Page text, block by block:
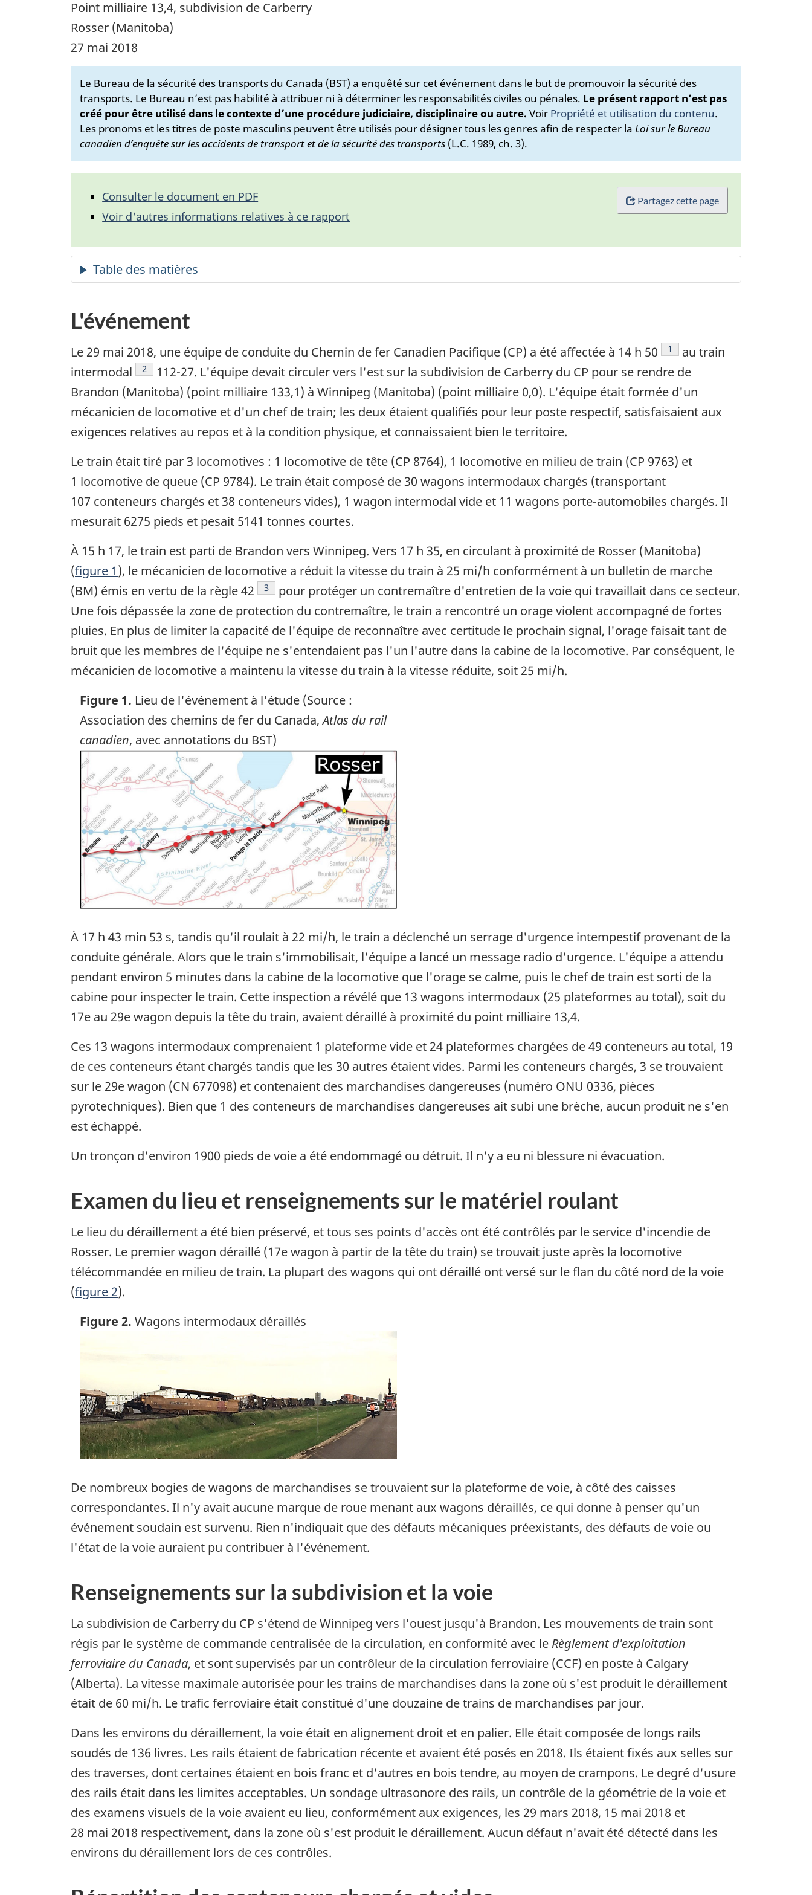
Point milliaire 13,4, subdivision de Carberry
Rosser (Manitoba)
27 mai 2018
Le Bureau de la sécurité des transports du Canada (BST) a enquêté sur cet événement dans le but de promouvoir la sécurité des
transports. Le Bureau n’est pas habilité à attribuer ni à déterminer les responsabilités civiles ou pénales. Le présent rapport n’est pas
créé pour être utilisé dans le contexte d’une procédure judiciaire, disciplinaire ou autre. Voir Propriété et utilisation du contenu.
Les pronoms et les titres de poste masculins peuvent être utilisés pour désigner tous les genres afin de respecter la Loi sur le Bureau
canadien d’enquête sur les accidents de transport et de la sécurité des transports (L.C. 1989, ch. 3).
Partagez cette page
Consulter le document en PDF
Voir d'autres informations relatives à ce rapport
L'événement
Le 29 mai 2018, une équipe de conduite du Chemin de fer Canadien Pacifique (CP) a été affectée à 14 h 50 Note de bas de page
1
au train
intermodal
Note de bas de page
2
112-27. L'équipe devait circuler vers l'est sur la subdivision de Carberry du CP pour se rendre de
Brandon (Manitoba) (point milliaire 133,1) à Winnipeg (Manitoba) (point milliaire 0,0). L'équipe était formée d'un
mécanicien de locomotive et d'un chef de train; les deux étaient qualifiés pour leur poste respectif, satisfaisaient aux
exigences relatives au repos et à la condition physique, et connaissaient bien le territoire.
Le train était tiré par 3 locomotives : 1 locomotive de tête (CP 8764), 1 locomotive en milieu de train (CP 9763) et
1 locomotive de queue (CP 9784). Le train était composé de 30 wagons intermodaux chargés (transportant
107 conteneurs chargés et 38 conteneurs vides), 1 wagon intermodal vide et 11 wagons porte-automobiles chargés. Il
mesurait 6275 pieds et pesait 5141 tonnes courtes.
À 15 h 17, le train est parti de Brandon vers Winnipeg. Vers 17 h 35, en circulant à proximité de Rosser (Manitoba)
(figure 1), le mécanicien de locomotive a réduit la vitesse du train à 25 mi/h conformément à un bulletin de marche
(BM) émis en vertu de la règle 42
Note de bas de page
3
pour protéger un contremaître d'entretien de la voie qui travaillait dans ce secteur.
Une fois dépassée la zone de protection du contremaître, le train a rencontré un orage violent accompagné de fortes
pluies. En plus de limiter la capacité de l'équipe de reconnaître avec certitude le prochain signal, l'orage faisait tant de
bruit que les membres de l'équipe ne s'entendaient pas l'un l'autre dans la cabine de la locomotive. Par conséquent, le
mécanicien de locomotive a maintenu la vitesse du train à la vitesse réduite, soit 25 mi/h.
Figure 1. Lieu de l'événement à l'étude (Source :
Association des chemins de fer du Canada,Atlas du rail
canadien, avec annotations du BST)
Image
À 17 h 43 min 53 s, tandis qu'il roulait à 22 mi/h, le train a déclenché un serrage d'urgence intempestif provenant de la
conduite générale. Alors que le train s'immobilisait, l'équipe a lancé un message radio d'urgence. L'équipe a attendu
pendant environ 5 minutes dans la cabine de la locomotive que l'orage se calme, puis le chef de train est sorti de la
cabine pour inspecter le train. Cette inspection a révélé que 13 wagons intermodaux (25 plateformes au total), soit du
17e au 29e wagon depuis la tête du train, avaient déraillé à proximité du point milliaire 13,4.
Ces 13 wagons intermodaux comprenaient 1 plateforme vide et 24 plateformes chargées de 49 conteneurs au total, 19
de ces conteneurs étant chargés tandis que les 30 autres étaient vides. Parmi les conteneurs chargés, 3 se trouvaient
sur le 29e wagon (CN 677098) et contenaient des marchandises dangereuses (numéro ONU 0336, pièces
pyrotechniques). Bien que 1 des conteneurs de marchandises dangereuses ait subi une brèche, aucun produit ne s'en
est échappé.
Un tronçon d'environ 1900 pieds de voie a été endommagé ou détruit. Il n'y a eu ni blessure ni évacuation.
Examen du lieu et renseignements sur le matériel roulant
Le lieu du déraillement a été bien préservé, et tous ses points d'accès ont été contrôlés par le service d'incendie de
Rosser. Le premier wagon déraillé (17e wagon à partir de la tête du train) se trouvait juste après la locomotive
télécommandée en milieu de train. La plupart des wagons qui ont déraillé ont versé sur le flan du côté nord de la voie
(figure 2).
Figure 2. Wagons intermodaux déraillés
De nombreux bogies de wagons de marchandises se trouvaient sur la plateforme de voie, à côté des caisses
correspondantes. Il n'y avait aucune marque de roue menant aux wagons déraillés, ce qui donne à penser qu'un
événement soudain est survenu. Rien n'indiquait que des défauts mécaniques préexistants, des défauts de voie ou
l'état de la voie auraient pu contribuer à l'événement.
Renseignements sur la subdivision et la voie
La subdivision de Carberry du CP s'étend de Winnipeg vers l'ouest jusqu'à Brandon. Les mouvements de train sont
régis par le système de commande centralisée de la circulation, en conformité avec le Règlement d'exploitation
ferroviaire du Canada, et sont supervisés par un contrôleur de la circulation ferroviaire (CCF) en poste à Calgary
(Alberta). La vitesse maximale autorisée pour les trains de marchandises dans la zone où s'est produit le déraillement
était de 60 mi/h. Le trafic ferroviaire était constitué d'une douzaine de trains de marchandises par jour.
Dans les environs du déraillement, la voie était en alignement droit et en palier. Elle était composée de longs rails
soudés de 136 livres. Les rails étaient de fabrication récente et avaient été posés en 2018. Ils étaient fixés aux selles sur
des traverses, dont certaines étaient en bois franc et d'autres en bois tendre, au moyen de crampons. Le degré d'usure
des rails était dans les limites acceptables. Un sondage ultrasonore des rails, un contrôle de la géométrie de la voie et
des examens visuels de la voie avaient eu lieu, conformément aux exigences, les 29 mars 2018, 15 mai 2018 et
28 mai 2018 respectivement, dans la zone où s'est produit le déraillement. Aucun défaut n'avait été détecté dans les
environs du déraillement lors de ces contrôles.